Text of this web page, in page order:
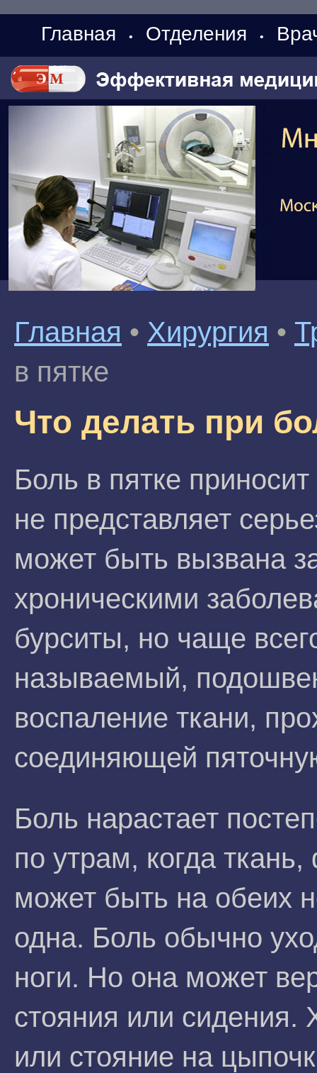
Главная • Отделения •
Главная • Хирургия •
в пятке
Что делать при
Боль в пятке
не представляет
может быть вызвана
хроническими
бурситы, но чаще
называемый,
воспаление ткани,
соединяющей
Боль нарастает
по утрам, когда
может быть на обеих
одна. Боль обычно
ноги. Но она может
стояния или сидения.
или стояние на